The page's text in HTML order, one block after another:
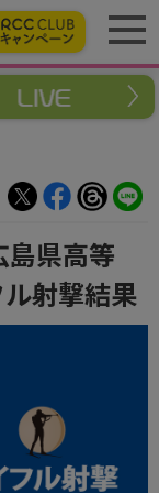
島県高等
射撃結果